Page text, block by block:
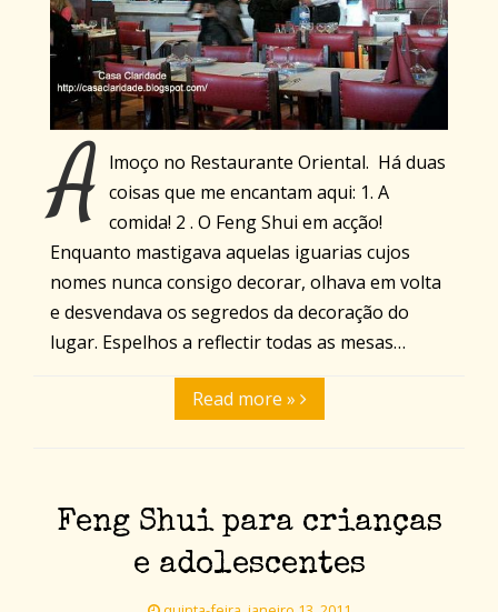
A lmoço no Restaurante Oriental. Há duas
coisas que me encantam aqui: 1. A
comida! 2 . O Feng Shui em acção!
Enquanto mastigava aquelas iguarias cujos
nomes nunca consigo decorar, olhava em volta
e desvendava os segredos da decoração do
lugar. Espelhos a reflectir todas as mesas…
Read more »
Feng Shui para crianças
e adolescentes